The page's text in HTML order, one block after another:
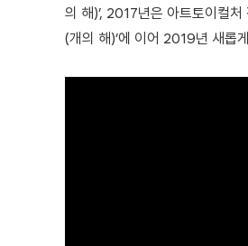
의 해)’, 2017년은 아트토이컬
(개의 해)’에 이어 2019년 새롭